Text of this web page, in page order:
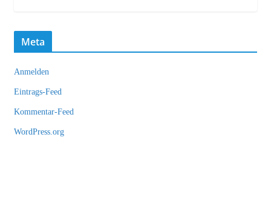
Meta
Anmelden
Eintrags-Feed
Kommentar-Feed
WordPress.org